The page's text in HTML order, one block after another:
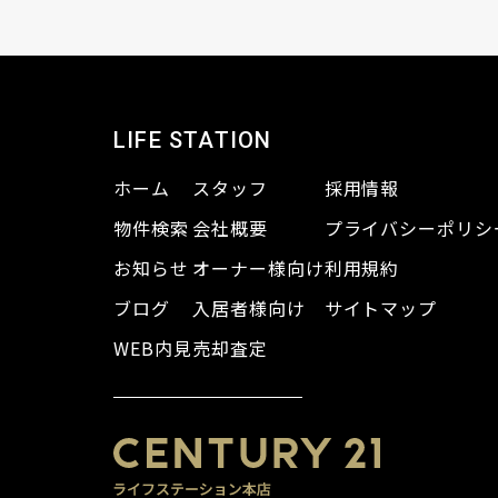
LIFE STATION
ホーム
物件検索
お知らせ
ブログ
WEB内見
スタッフ
会社概要
オーナー様向け
入居者様向け
売却査定
採用情報
プライバシーポリシ
利用規約
サイトマップ